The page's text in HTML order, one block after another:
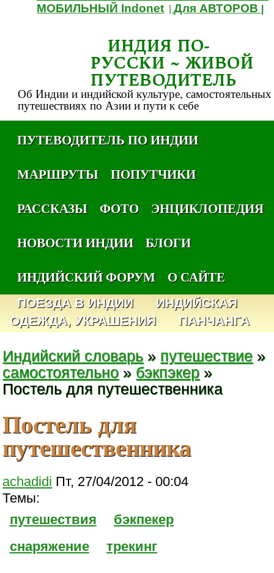
МОБИЛЬНЫЙ Indonet |Для АВТОРОВ
ИНДИЯ ПО-
РУССКИ ~ ЖИВОЙ
ПУТЕВОДИТЕЛЬ
Об Индии и индийской культуре, самостоятельных
путешествиях по Азии и пути к себе
ПУТЕВОДИТЕЛЬ ПО ИНДИИ
МАРШРУТЫ
ПОПУТЧИКИ
РАССКАЗЫ
ФОТО
ЭНЦИКЛОПЕДИЯ
НОВОСТИ ИНДИИ
БЛОГИ
ИНДИЙСКИЙ ФОРУМ
О САЙТЕ
ПОЕЗДА В ИНДИИ
ИНДИЙСКАЯ
ОДЕЖДА, УКРАШЕНИЯ
ПАНЧАНГА
Индийский словарь » путешествие »
самостоятельно » бэкпэкер »
Постель для путешественника
Постель для
путешественника
achadidi Пт, 27/04/2012 - 00:04
Темы:
путешествия
бэкпекер
снаряжение
трекинг